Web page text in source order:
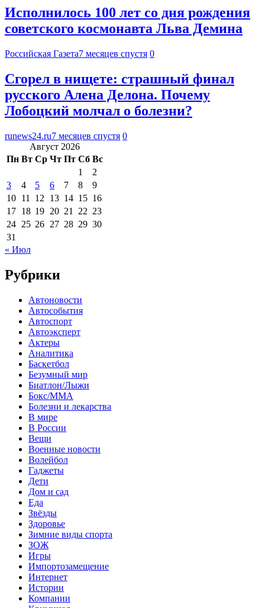
Исполнилось 100 лет со дня рождения
советского космонавта Льва Демина
Российская Газета7 месяцев спустя 0
Сгорел в нищете: страшный финал
русского Алена Делона. Почему
Лобоцкий молчал о болезни?
runews24.ru7 месяцев спустя 0
Август 2026
Пн Вт Ср Чт Пт Сб Вс
1
2
3
4 5 6 7 8
9
10 11 12 13 14 15 16
17 18 19 20 21 22 23
24 25 26 27 28 29 30
31
« Июл
Рубрики
Автоновости
Автособытия
Автоспорт
Автоэксперт
Актеры
Аналитика
Баскетбол
Безумный мир
Биатлон/Лыжи
Бокс/MMA
Болезни и лекарства
В мире
В России
Вещи
Военные новости
Волейбол
Гаджеты
Дети
Дом и сад
Еда
Звёзды
Здоровье
Зимние виды спорта
ЗОЖ
Игры
Импортозамещение
Интернет
Истории
Компании